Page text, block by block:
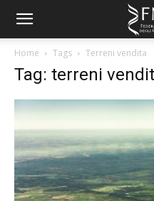
Home Tags Terreni vendita
Tag: terreni